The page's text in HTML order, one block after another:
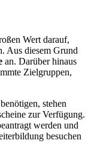
Wert darauf,
Aus diesem Grund
an. Darüber hinaus
Zielgruppen,
stehen
zur Verfügung.
werden und
besuchen